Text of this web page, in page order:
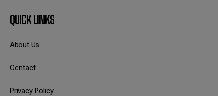
QUICK LINKS
About Us
Contact
Privacy Policy